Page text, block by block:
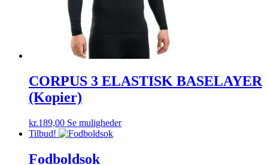
CORPUS 3 ELASTISK BASELAYER
(Kopier)
kr.189,00 Se mulighederDette
Tilbud!
Fodboldsok